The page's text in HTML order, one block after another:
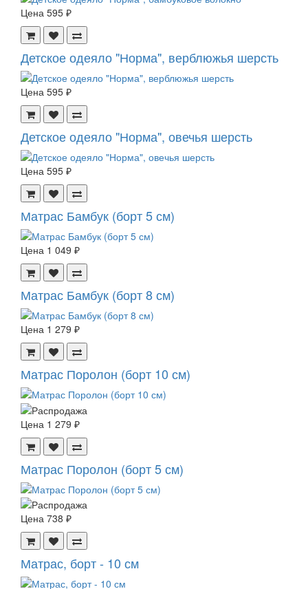
Цена 595 ₽
Детское одеяло "Норма", верблюжья шерсть
Цена 595 ₽
Детское одеяло "Норма", овечья шерсть
Цена 595 ₽
Матрас Бамбук (борт 5 см)
Цена 1 049 ₽
Матрас Бамбук (борт 8 см)
Цена 1 279 ₽
Матрас Поролон (борт 10 см)
Цена 1 279 ₽
Матрас Поролон (борт 5 см)
Цена 738 ₽
Матрас, борт - 10 см